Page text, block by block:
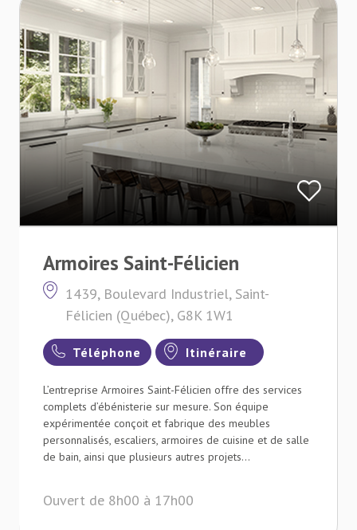
Armoires Saint-Félicien
1439, Boulevard Industriel, Saint-
Félicien (Québec), G8K 1W1
Téléphone Itinéraire
L’entreprise Armoires Saint-Félicien offre des services
complets d’ébénisterie sur mesure. Son équipe
expérimentée conçoit et fabrique des meubles
personnalisés, escaliers, armoires de cuisine et de salle
de bain, ainsi que plusieurs autres projets...
Ouvert de 8h00 à 17h00